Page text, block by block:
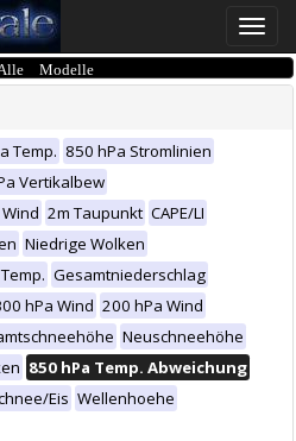
Toggle
Modelle
Temp. 850 hPa Stromlinien
Vertikalbew
2m Taupunkt CAPE/LI
Niedrige Wolken
Gesamtniederschlag
hPa Wind 200 hPa Wind
Neuschneehöhe
850 hPa Temp. Abweichung
Eis Wellenhoehe